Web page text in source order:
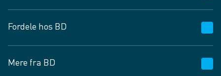
Spørgsmål og svar
Job og karriere
Fødevarekontrolrapport
Privatlivspolitik
Cookies
Vilkår og betingelser
Fordele hos BD
BD app
Mere fra BD